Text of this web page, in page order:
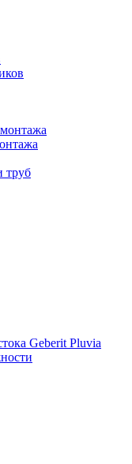
труб
Geberit Pluvia